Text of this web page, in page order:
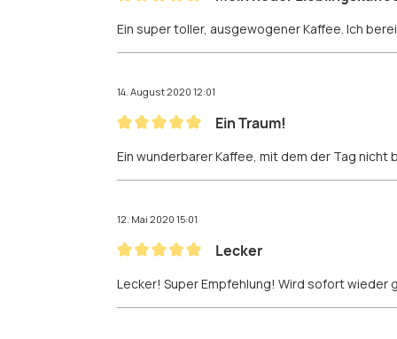
Ein super toller, ausgewogener Kaffee. Ich
14. August 2020 12:01
Ein Traum!
Ein wunderbarer Kaffee, mit dem der Tag nicht
12. Mai 2020 15:01
Lecker
Lecker! Super Empfehlung! Wird sofort wieder